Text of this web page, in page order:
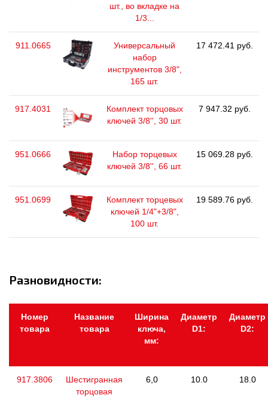
шт., во вкладке на
1/3...
911.0665
Универсальный
набор
инструментов 3/8",
165 шт.
17 472.41 руб.
917.4031
Комплект торцовых
ключей 3/8'', 30 шт.
7 947.32 руб.
951.0666
Набор торцевых
ключей 3/8'', 66 шт.
15 069.28 руб.
951.0699
Комплект торцевых
ключей 1/4"+3/8",
100 шт.
19 589.76 руб.
Разновидности:
Номер
товара
Название
товара
Ширина
ключа,
мм:
Диаметр
D1:
Диаметр
D2:
917.3806
Шестигранная
торцовая
6,0 10.0 18.0